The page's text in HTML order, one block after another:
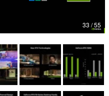
33 / 55